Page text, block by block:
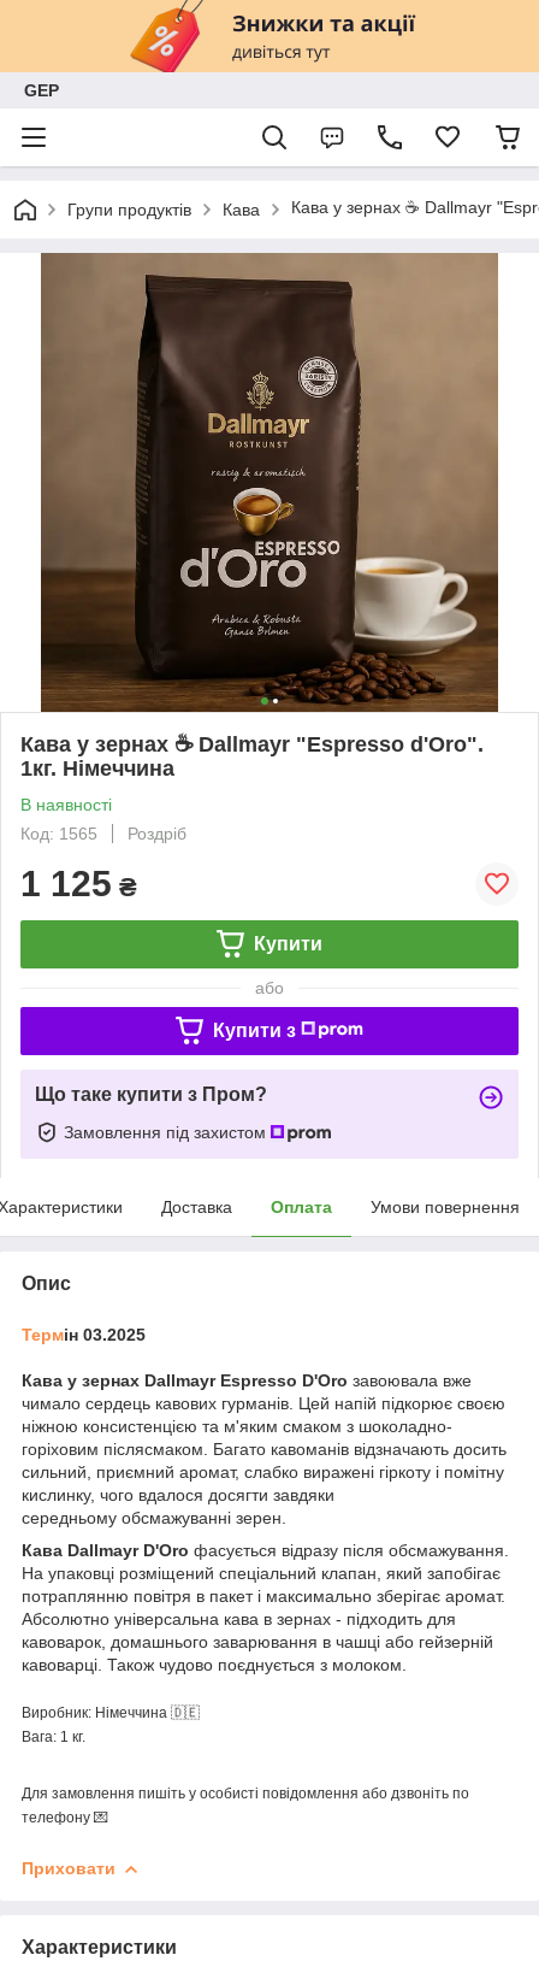
GEP
Групи продуктів Кава Кава у зернах ☕️ Dallmayr
Кава у зернах ☕️ Dallmayr "Espresso d'Oro".
1кг. Німеччина
В наявності
Код: 1565
Роздріб
1 125 ₴
Купити
або
Купити з
Що таке купити з Пром?
Замовлення під захистом
Доставка Оплата Умови повернення
Опис
Термін 03.2025
Кава у зернах Dallmayr Espresso D'Oro завоювала вже
чимало сердець кавових гурманів. Цей напій підкорює своєю
ніжною консистенцією та м'яким смаком з шоколадно-
горіховим післясмаком. Багато кавоманів відзначають досить
сильний, приємний аромат, слабко виражені гіркоту і помітну
кислинку, чого вдалося досягти завдяки
середньому обсмажуванні зерен.
Кава Dallmayr D'Oro фасується відразу після обсмажування.
На упаковці розміщений спеціальний клапан, який запобігає
потраплянню повітря в пакет і максимально зберігає аромат.
Абсолютно універсальна кава в зернах - підходить для
кавоварок, домашнього заварювання в чашці або гейзерній
кавоварці. Також чудово поєднується з молоком.
Виробник: Німеччина 🇩🇪
Вага: 1 кг.
Для замовлення пишіть у особисті повідомлення або дзвоніть по
телефону 💌
Приховати
Характеристики